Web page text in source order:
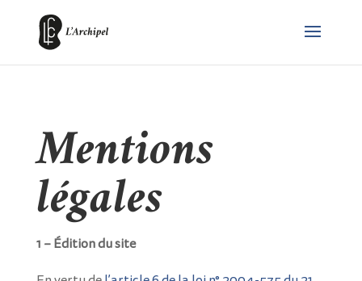
Mentions
légales
1 – Édition du site